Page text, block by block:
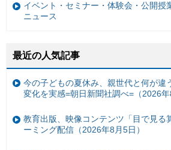
イベント・セミナー・体験会・公開授
ニュース
最近の人気記事
今の子どもの夏休み、親世代と何が違
変化を実感=朝日新聞社調べ=（2026年
教育出版、映像コンテンツ「目で見る
ーミング配信（2026年8月5日）